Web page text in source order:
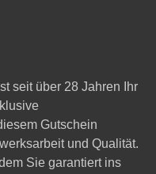
seit über 28 Jahren Ihr
Gutschein
und Qualität.
Sie garantiert ins